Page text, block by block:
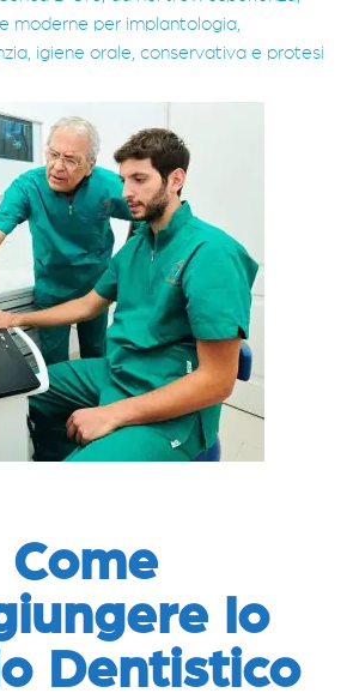
moderne per implantologia,
igiene orale, conservativa e protesi
Come
lo
Dentistico